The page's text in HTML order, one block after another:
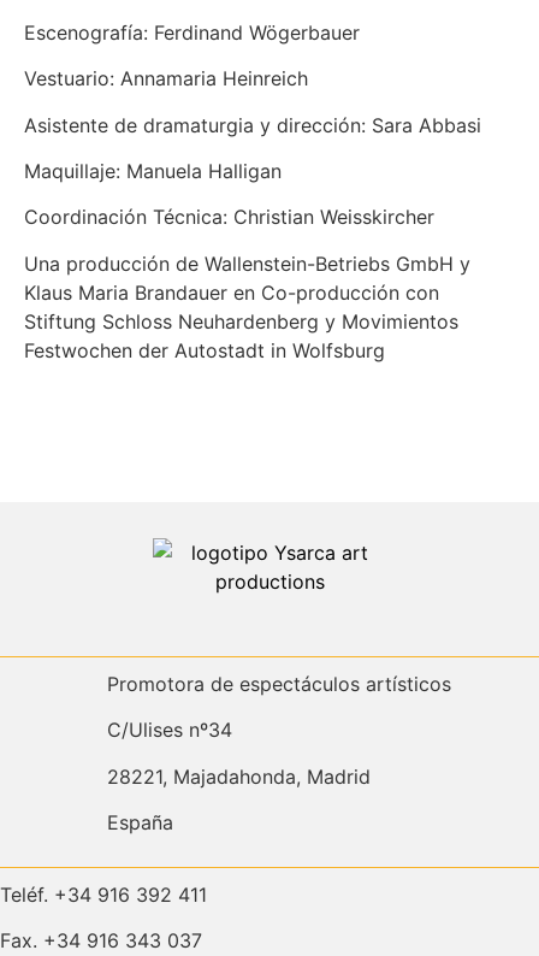
Escenografía: Ferdinand Wögerbauer
Vestuario: Annamaria Heinreich
Asistente de dramaturgia y dirección: Sara Abbasi
Maquillaje: Manuela Halligan
Coordinación Técnica: Christian Weisskircher
Una producción de Wallenstein-Betriebs GmbH y
Klaus Maria Brandauer en Co-producción con
Stiftung Schloss Neuhardenberg y Movimientos
Festwochen der Autostadt in Wolfsburg
Promotora de espectáculos artísticos
C/Ulises nº34
28221, Majadahonda, Madrid
España
Teléf. +34 916 392 411
Fax. +34 916 343 037